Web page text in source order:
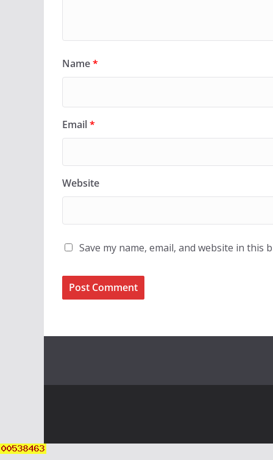
Name*
Email*
Website
Save my name, email, and website in